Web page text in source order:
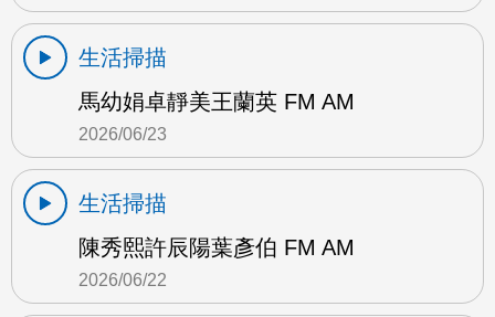
生活掃描
馬幼娟卓靜美王蘭英 FM AM
2026/06/23
生活掃描
陳秀熙許辰陽葉彥伯 FM AM
2026/06/22